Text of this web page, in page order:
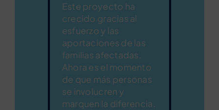
Este proyecto ha
crecido gracias al
esfuerzo y las
aportaciones de las
familias afectadas.
Ahora es el momento
de que más personas
se involucren y
marquen la diferencia.